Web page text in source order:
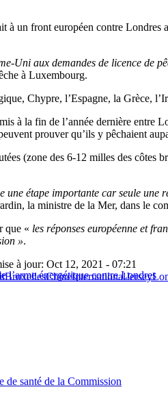
à un front européen contre
Uni aux demandes de licence de
à Luxembourg.
Chypre, l’Espagne, la Grèce,
à la fin de l’année dernière entre
prouver qu’ils y pêchaient
(zone des 6-12 milles des
une étape importante car seule une
la ministre de la Mer, dans le
que « les réponses européenne et
».
l’arme énergétique contre Londres
à jour: Oct 12, 2021 - 07:21
BruxellesChineInternationalJersey
de santé de la Commission